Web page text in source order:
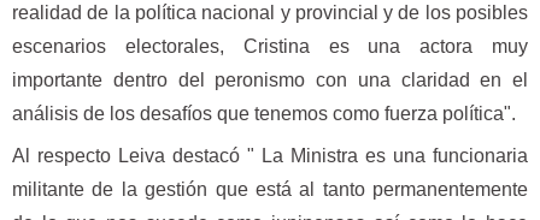
realidad de la política nacional y provincial y de los posibles
escenarios electorales, Cristina es una actora muy
importante dentro del peronismo con una claridad en el
análisis de los desafíos que tenemos como fuerza política".
Al respecto Leiva destacó " La Ministra es una funcionaria
militante de la gestión que está al tanto permanentemente